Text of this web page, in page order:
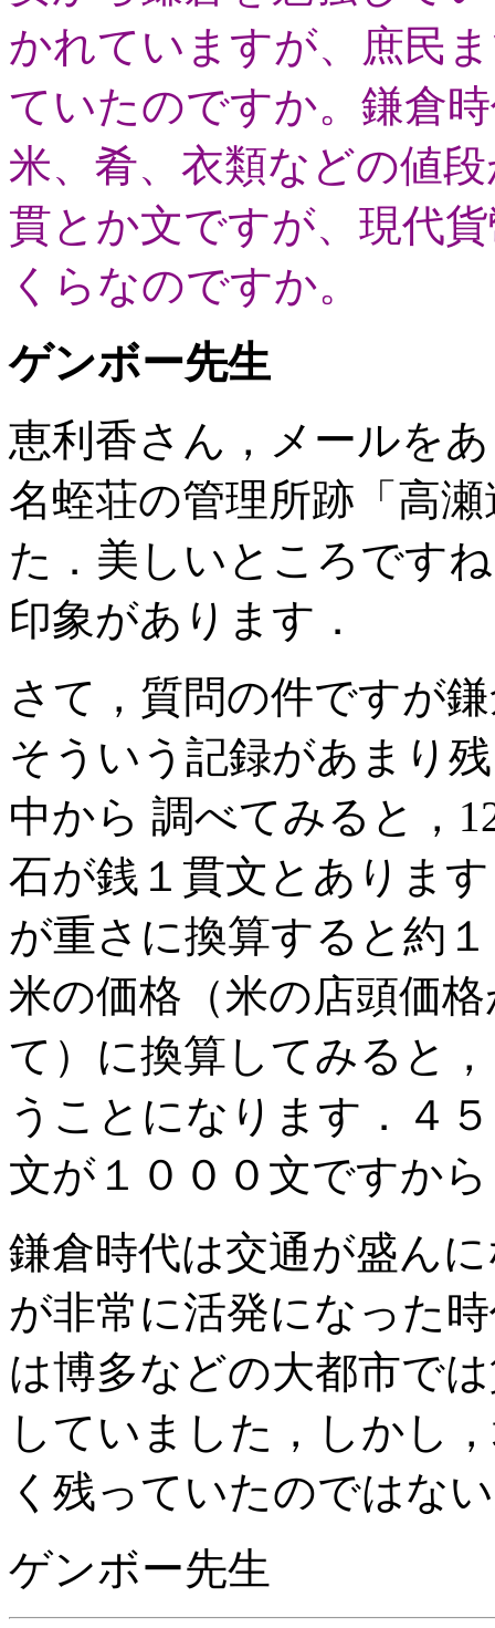
かれていますが、庶民
ていたのですか。鎌倉
米、肴、衣類などの値
貫とか文ですが、現代
くらなのですか。
ゲンボー先生
恵利香さん，メールを
名蛭荘の管理所跡「高
た．美しいところです
印象があります．
さて，質問の件ですが
そういう記録があまり
中から 調べてみると，
石が銭１貫文とありま
が重さに換算すると約
米の価格（米の店頭価
て）に換算してみると
うことになります．４
文が１０００文ですか
鎌倉時代は交通が盛ん
が非常に活発になった
は博多などの大都市で
していました，しかし
く残っていたのではな
ゲンボー先生